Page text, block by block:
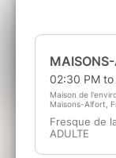
30 min
Pour les
par facture